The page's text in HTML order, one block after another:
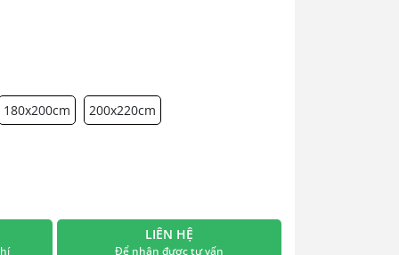
180x200cm 200x220cm
LIÊN HỆ
Để nhận được tư vấn